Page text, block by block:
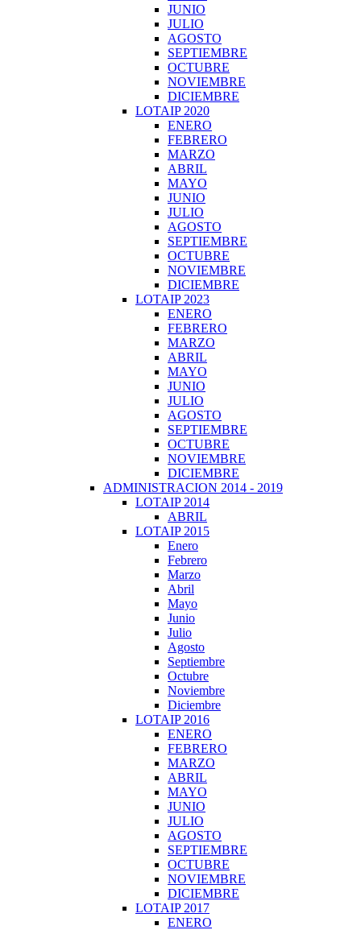
JUNIO
JULIO
AGOSTO
SEPTIEMBRE
OCTUBRE
NOVIEMBRE
DICIEMBRE
LOTAIP 2020
ENERO
FEBRERO
MARZO
ABRIL
MAYO
JUNIO
JULIO
AGOSTO
SEPTIEMBRE
OCTUBRE
NOVIEMBRE
DICIEMBRE
LOTAIP 2023
ENERO
FEBRERO
MARZO
ABRIL
MAYO
JUNIO
JULIO
AGOSTO
SEPTIEMBRE
OCTUBRE
NOVIEMBRE
DICIEMBRE
ADMINISTRACION 2014 - 2019
LOTAIP 2014
ABRIL
LOTAIP 2015
Enero
Febrero
Marzo
Abril
Mayo
Junio
Julio
Agosto
Septiembre
Octubre
Noviembre
Diciembre
LOTAIP 2016
ENERO
FEBRERO
MARZO
ABRIL
MAYO
JUNIO
JULIO
AGOSTO
SEPTIEMBRE
OCTUBRE
NOVIEMBRE
DICIEMBRE
LOTAIP 2017
ENERO